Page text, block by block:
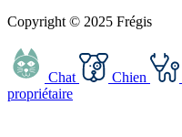
Copyright © 2025 Frégis
Chat Chien
propriétaire